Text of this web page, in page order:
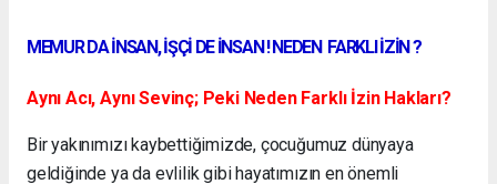
MEMUR DA İNSAN, İŞÇİ DE İNSAN ! NEDEN FARKLI İZİN ?
Aynı Acı, Aynı Sevinç; Peki Neden Farklı İzin Hakları?
Bir yakınımızı kaybettiğimizde, çocuğumuz dünyaya
geldiğinde ya da evlilik gibi hayatımızın en önemli